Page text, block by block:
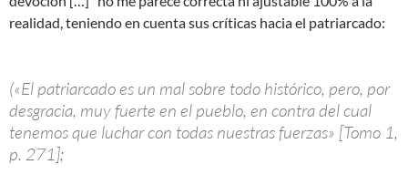
realidad, teniendo en cuenta sus críticas hacia el patriarcado:
(«El patriarcado es un mal sobre todo histórico, pero, por
desgracia, muy fuerte en el pueblo, en contra del cual
tenemos que luchar con todas nuestras fuerzas» [Tomo 1,
p. 271];